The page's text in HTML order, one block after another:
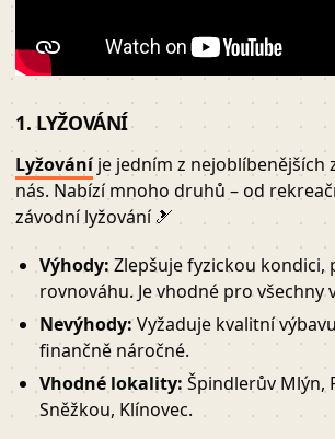
1. LYŽOVÁNÍ
Lyžováníje jedním z nejoblíbenějších
nás. Nabízí mnoho druhů – od
závodní lyžování 🎿
Výhody:Zlepšuje fyzickou kondici,
rovnováhu. Je vhodné pro všechny
Nevýhody:Vyžaduje kvalitní
finančně náročné.
Vhodné lokality: Špindlerův Mlýn,
Sněžkou, Klínovec.